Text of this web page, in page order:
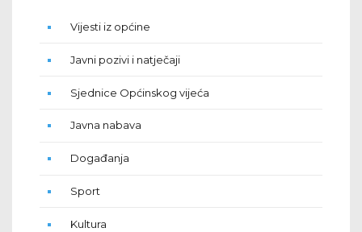
Vijesti iz općine
Javni pozivi i natječaji
Sjednice Općinskog vijeća
Javna nabava
Događanja
Sport
Kultura